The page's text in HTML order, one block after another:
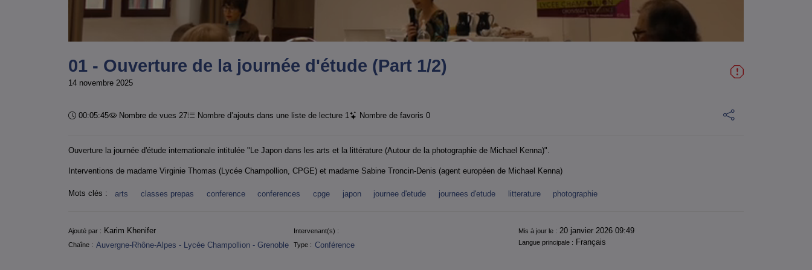
01 - Ouverture de la journée d'étude (Part 1/2)
14 novembre 2025
Durée :
00:05:45 Nombre de vues 27 Nombre d’ajouts dans une liste de lecture 1 Nombre de favoris 0
Ouverture la journée d'étude internationale intitulée "Le Japon dans les arts et la littérature (Autour de la photographie de Michael Kenna)".
Interventions de madame Virginie Thomas (Lycée Champollion, CPGE) et madame Sabine Troncin-Denis (agent européen de Michael Kenna)
Mots clés : arts classes prepas conference conferences cpge japon journee d'etude journees d'etude litterature photographie
Informations
Ajouté par : Karim Khenifer Intervenant(s) : Mis à jour le : 20 janvier 2026 09:49
Chaîne : Auvergne-Rhône-Alpes - Lycée Champollion - Grenoble Type : Conférence Langue principale : Français